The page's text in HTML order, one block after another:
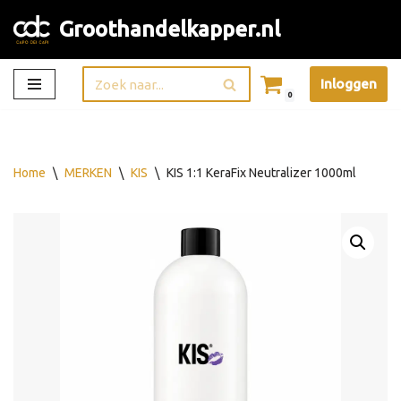
Ga
naar
de
Groothandelkapper.nl
0
Inloggen
Home \ MERKEN \ KIS \ KIS 1:1 KeraFix Neutralizer 1000ml